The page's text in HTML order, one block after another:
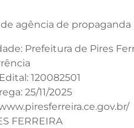
agência de propaganda
Prefeitura de Pires
120082501
25/11/2025
FERREIRA